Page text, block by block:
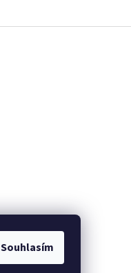
Souhlasím